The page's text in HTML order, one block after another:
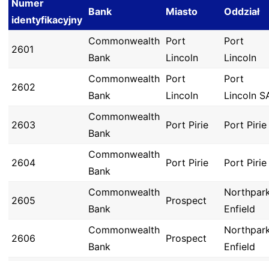
Numer
identyfikacyjny
Bank Miasto Oddział
2601
Commonwealth
Bank
Port
Lincoln
Port
Lincoln
2602
Commonwealth
Bank
Port
Lincoln
Port
Lincoln
2603
Commonwealth
Bank
Port Pirie Port Pirie
2604
Commonwealth
Bank
Port Pirie Port Pirie
2605
Commonwealth
Bank
Prospect
Enfield
2606
Commonwealth
Bank
Prospect
Enfield